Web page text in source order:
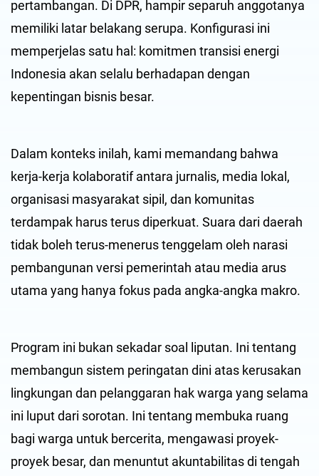
pertambangan. Di DPR, hampir separuh anggotanya
memiliki latar belakang serupa. Konfigurasi ini
memperjelas satu hal: komitmen transisi energi
Indonesia akan selalu berhadapan dengan
kepentingan bisnis besar.
Dalam konteks inilah, kami memandang bahwa
kerja-kerja kolaboratif antara jurnalis, media lokal,
organisasi masyarakat sipil, dan komunitas
terdampak harus terus diperkuat. Suara dari daerah
tidak boleh terus-menerus tenggelam oleh narasi
pembangunan versi pemerintah atau media arus
utama yang hanya fokus pada angka-angka makro.
Program ini bukan sekadar soal liputan. Ini tentang
membangun sistem peringatan dini atas kerusakan
lingkungan dan pelanggaran hak warga yang selama
ini luput dari sorotan. Ini tentang membuka ruang
bagi warga untuk bercerita, mengawasi proyek-
proyek besar, dan menuntut akuntabilitas di tengah